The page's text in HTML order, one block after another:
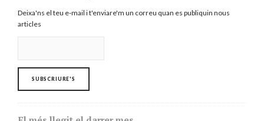
Deixa'ns el teu e-mail i t'enviare'm un correu quan es publiquin nous
articles